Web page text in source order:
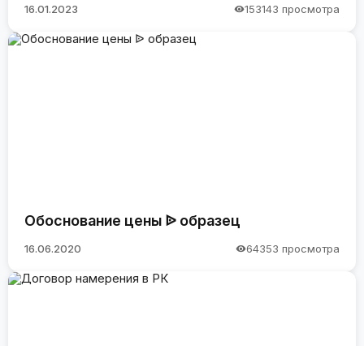
16.01.2023 153143 просмотра
Обоснование цены ᐉ образец
16.06.2020 64353 просмотра